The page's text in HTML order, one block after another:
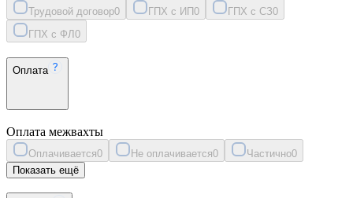
Трудовой договор0 ГПХ с ИП0 ГПХ с СЗ0
ГПХ с ФЛ 0
Оплата
Оплата межвахты
Оплачивается0 Не оплачивается0 Частично0
Показать ещё